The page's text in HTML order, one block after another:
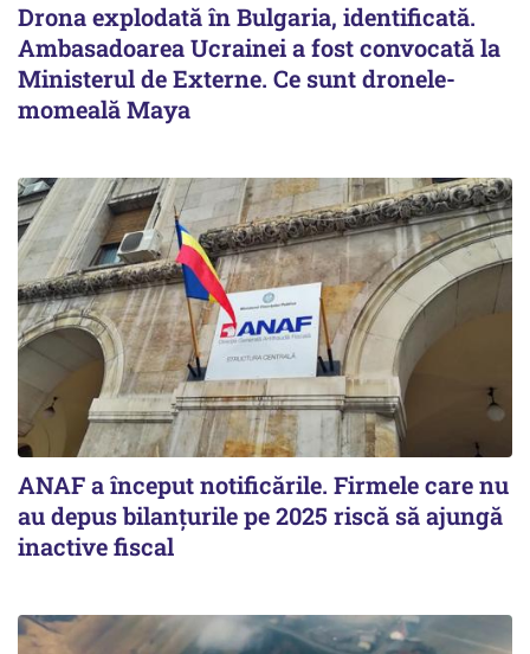
Drona explodată în Bulgaria, identificată.
Ambasadoarea Ucrainei a fost convocată la
Ministerul de Externe. Ce sunt dronele-
momeală Maya
ANAF a început notificările. Firmele care nu
au depus bilanțurile pe 2025 riscă să ajungă
inactive fiscal